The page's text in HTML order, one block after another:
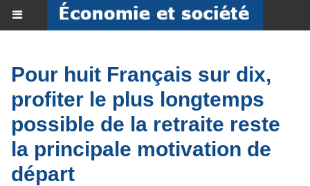
Pour huit Français sur dix,
profiter le plus longtemps
possible de la retraite reste
la principale motivation de
départ